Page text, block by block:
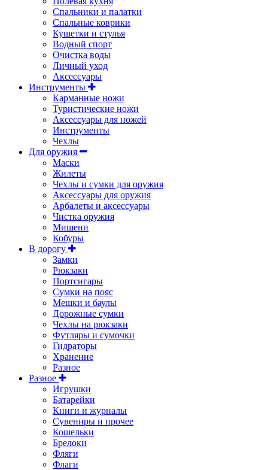
Спальники и палатки
Спальные коврики
Кушетки и стулья
Водный спорт
Очистка воды
Личный уход
Аксессуары
Инструменты
Карманные ножи
Туристические ножи
Аксессуары для ножей
Инструменты
Чехлы
Для оружия
Маски
Жилеты
Чехлы и сумки для оружия
Аксессуары для оружия
Арбалеты и аксессуары
Чистка оружия
Мишени
Кобуры
В дорогу
Замки
Рюкзаки
Портсигары
Сумки на пояс
Мешки и баулы
Дорожные сумки
Чехлы на рюкзаки
Футляры и сумочки
Гидраторы
Хранение
Разное
Разное
Игрушки
Батарейки
Книги и журналы
Сувениры и прочее
Кошельки
Брелоки
Фляги
Флаги